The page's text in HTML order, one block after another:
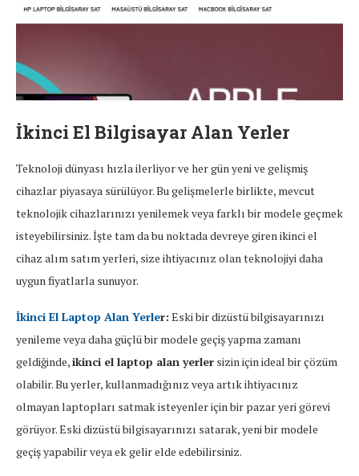
İkinci El Bilgisayar Alan Yerler
Teknoloji dünyası hızla ilerliyor ve her gün yeni ve gelişmiş
cihazlar piyasaya sürülüyor. Bu gelişmelerle birlikte, mevcut
teknolojik cihazlarınızı yenilemek veya farklı bir modele geçmek
isteyebilirsiniz. İşte tam da bu noktada devreye giren ikinci el
cihaz alım satım yerleri, size ihtiyacınız olan teknolojiyi daha
uygun fiyatlarla sunuyor.
İkinci El Laptop Alan Yerler: Eski bir dizüstü bilgisayarınızı
yenileme veya daha güçlü bir modele geçiş yapma zamanı
geldiğinde,ikinci el laptop alan yerler sizin için ideal bir çözüm
olabilir. Bu yerler, kullanmadığınız veya artık ihtiyacınız
olmayan laptopları satmak isteyenler için bir pazar yeri görevi
görüyor. Eski dizüstü bilgisayarınızı satarak, yeni bir modele
geçiş yapabilir veya ek gelir elde edebilirsiniz.